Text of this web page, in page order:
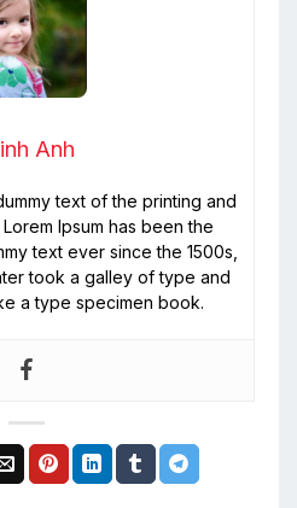
Anh
text of the printing and
Ipsum has been the
text ever since the 1500s,
took a galley of type and
a type specimen book.